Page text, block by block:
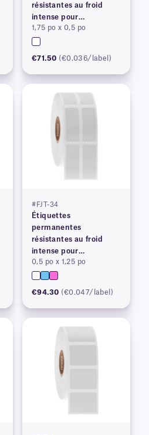
résistantes au froid
intense pour
imprimantes à transfert
thermique
1,75 po x 0,5 po
€71.50 (€0.036/label)
#FJT-34
Étiquettes
permanentes
résistantes au froid
intense pour
imprimantes à transfert
thermique
0,5 po x 1,25 po
€94.30 (€0.047/label)